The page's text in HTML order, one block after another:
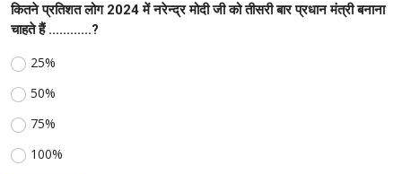
कितने प्रतिशत लोग 2024 में नरेन्द्र मोदी जी को तीसरी बार प्रधान मंत्री बनाना
चाहते हैं ............?
25%
50%
75%
100%